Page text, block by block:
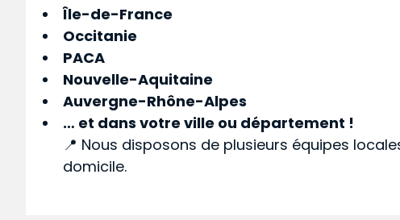
Île-de-France
Occitanie
PACA
Nouvelle-Aquitaine
Auvergne-Rhône-Alpes
… et dans votreville ou département !
📍 Nous disposons de plusieurs équipes
domicile.